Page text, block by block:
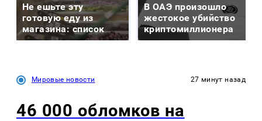
Не ешьте эту
готовую еду из
магазина: список
В ОАЭ произошло
жестокое убийство
криптомиллионера
Мировые новости 27 минут назад
46 000 обломков на